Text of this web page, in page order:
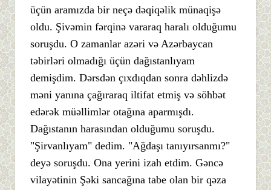
üçün aramızda bir neçə dəqiqəlik münaqişə
oldu. Şivəmin fərqinə vararaq haralı olduğumu
soruşdu. O zamanlar azəri və Azərbaycan
təbirləri olmadığı üçün dağıstanlıyam
demişdim. Dərsdən çıxdıqdan sonra dəhlizdə
məni yanına çağıraraq iltifat etmiş və söhbət
edərək müəllimlər otağına aparmışdı.
Dağıstanın harasından olduğumu soruşdu.
"Şirvanlıyam" dedim. "Ağdaşı tanıyırsanmı?"
deyə soruşdu. Ona yerini izah etdim. Gəncə
vilayətinin Şəki sancağına tabe olan bir qəza